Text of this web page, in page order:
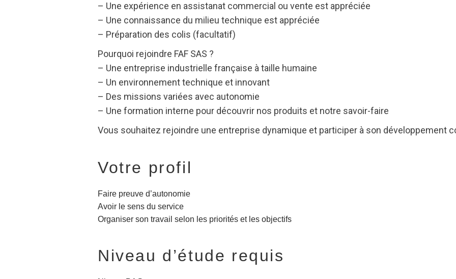
– Une expérience en assistanat commercial ou vente est appréciée
– Une connaissance du milieu technique est appréciée
– Préparation des colis (facultatif)
Pourquoi rejoindre FAF SAS ?
– Une entreprise industrielle française à taille humaine
– Un environnement technique et innovant
– Des missions variées avec autonomie
– Une formation interne pour découvrir nos produits et notre savoir-faire
Vous souhaitez rejoindre une entreprise dynamique et participer à son développement
Votre profil
Faire preuve d’autonomie
Avoir le sens du service
Organiser son travail selon les priorités et les objectifs
Niveau d’étude requis